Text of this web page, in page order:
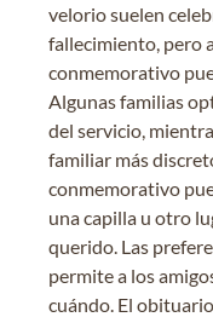
velorio suelen
fallecimiento, pero
conmemorativo
Algunas familias
del servicio,
familiar más
conmemorativo
una capilla u otro
querido. Las
permite a los
cuándo. El